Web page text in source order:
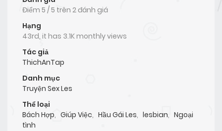
Điểm 5 /5 trên 2 đánh giá
Hạng
43rd, it has 3.1K monthly views
Tác giả
ThichAnTap
Danh mục
Truyện Sex Les
Thể loại
Bách Hợp, Giúp Việc, Hầu Gái Les, lesbian, Ngoại
tình